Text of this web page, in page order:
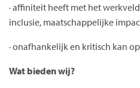
· affiniteit heeft met het
inclusie, maatschappelijke
· onafhankelijk en kritisch kan
Wat bieden wij?